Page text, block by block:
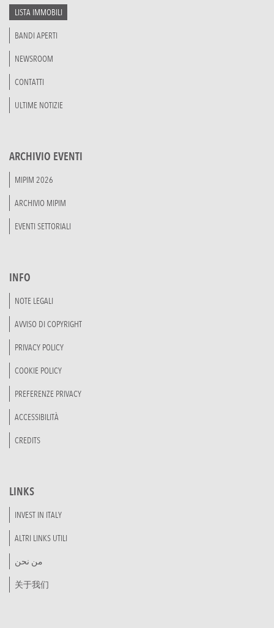
LISTA IMMOBILI
BANDI APERTI
NEWSROOM
CONTATTI
ULTIME NOTIZIE
ARCHIVIO EVENTI
MIPIM 2026
ARCHIVIO MIPIM
EVENTI SETTORIALI
INFO
NOTE LEGALI
AVVISO DI COPYRIGHT
PRIVACY POLICY
COOKIE POLICY
PREFERENZE PRIVACY
ACCESSIBILITÀ
CREDITS
LINKS
INVEST IN ITALY
ALTRI LINKS UTILI
من نحن
关于我们